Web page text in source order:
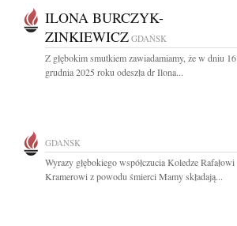
ILONA BURCZYK-
ZINKIEWICZ GDAŃSK
Z głębokim smutkiem zawiadamiamy, że w dniu 16
grudnia 2025 roku odeszła dr Ilona...
GDAŃSK
Wyrazy głębokiego współczucia Koledze Rafałowi
Kramerowi z powodu śmierci Mamy składają...